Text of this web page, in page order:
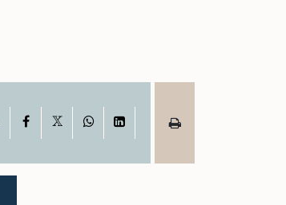
Facebook WhatsAppLinkedIn